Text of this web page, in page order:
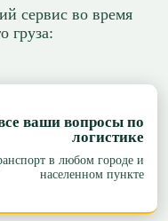
сервис во время
груза:
ваши вопросы по
логистике
в любом городе и
населенном пункте